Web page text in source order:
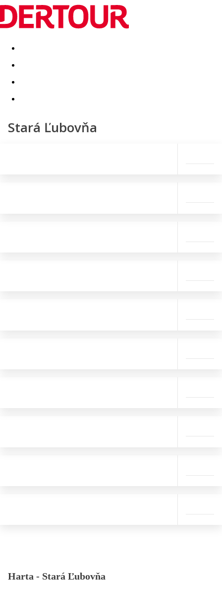
Destinatii Vacanta perfecta OFERTE DE NERATAT
Stará Ľubovňa
Harta - Stará Ľubovňa